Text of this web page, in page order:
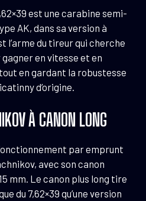
est une carabine semi-
AK, dans sa version à
l’arme du tireur qui cherche
gagner en vitesse et en
en gardant la robustesse
d’origine.
À CANON LONG
par emprunt
avec son canon
mm. Le canon plus long tire
du 7,62×39 qu’une version